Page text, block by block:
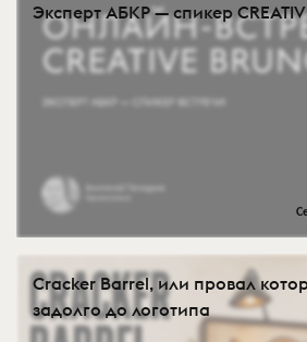
Эксперт АБКР — спикер
Cracker Barrel, или провал
задолго до логотипа